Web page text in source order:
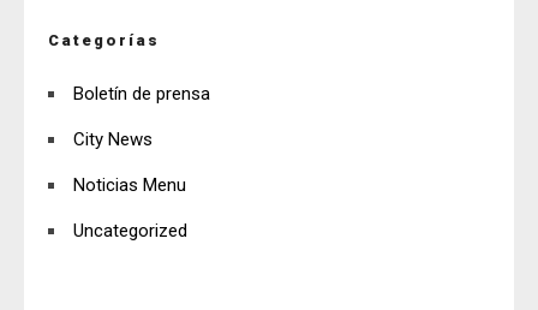
Categorías
Boletín de prensa
City News
Noticias Menu
Uncategorized